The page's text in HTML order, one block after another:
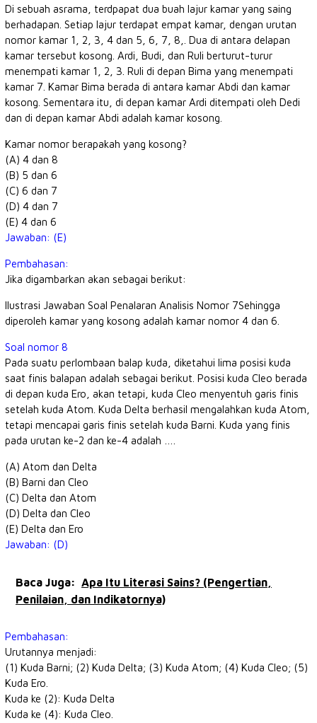
Di sebuah asrama, terdpapat dua buah lajur kamar yang saing
berhadapan. Setiap lajur terdapat empat kamar, dengan urutan
nomor kamar 1, 2, 3, 4 dan 5, 6, 7, 8,. Dua di antara delapan
kamar tersebut kosong. Ardi, Budi, dan Ruli berturut-turur
menempati kamar 1, 2, 3. Ruli di depan Bima yang menempati
kamar 7. Kamar Bima berada di antara kamar Abdi dan kamar
kosong. Sementara itu, di depan kamar Ardi ditempati oleh Dedi
dan di depan kamar Abdi adalah kamar kosong.
Kamar nomor berapakah yang kosong?
(A) 4 dan 8
(B) 5 dan 6
(C) 6 dan 7
(D) 4 dan 7
(E) 4 dan 6
Jawaban: (E)
Pembahasan:
Jika digambarkan akan sebagai berikut:
Ilustrasi Jawaban Soal Penalaran Analisis Nomor 7Sehingga
diperoleh kamar yang kosong adalah kamar nomor 4 dan 6.
Soal nomor 8
Pada suatu perlombaan balap kuda, diketahui lima posisi kuda
saat finis balapan adalah sebagai berikut. Posisi kuda Cleo berada
di depan kuda Ero, akan tetapi, kuda Cleo menyentuh garis finis
setelah kuda Atom. Kuda Delta berhasil mengalahkan kuda Atom,
tetapi mencapai garis finis setelah kuda Barni. Kuda yang finis
pada urutan ke-2 dan ke-4 adalah ….
(A) Atom dan Delta
(B) Barni dan Cleo
(C) Delta dan Atom
(D) Delta dan Cleo
(E) Delta dan Ero
Jawaban: (D)
Baca Juga: Apa Itu Literasi Sains? (Pengertian,
Penilaian, dan Indikatornya)
Pembahasan:
Urutannya menjadi:
(1) Kuda Barni; (2) Kuda Delta; (3) Kuda Atom; (4) Kuda Cleo; (5)
Kuda Ero.
Kuda ke (2): Kuda Delta
Kuda ke (4): Kuda Cleo.